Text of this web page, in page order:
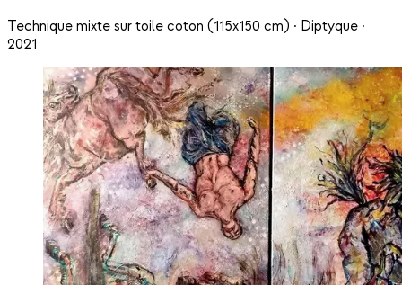
Technique mixte sur toile coton (115x150 cm) · Diptyque ·
2021